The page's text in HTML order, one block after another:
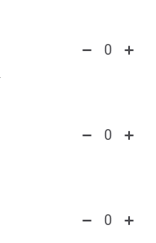
0
0
0